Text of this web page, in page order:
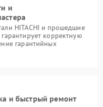
и
HITACHI и прошедшие
корректную
гарантийных
и быстрый ремонт